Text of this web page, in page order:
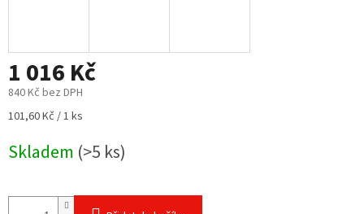
1 016 Kč
840 Kč bez DPH
Měrná
101,60 Kč / 1 ks
Skladem (>5 ks)